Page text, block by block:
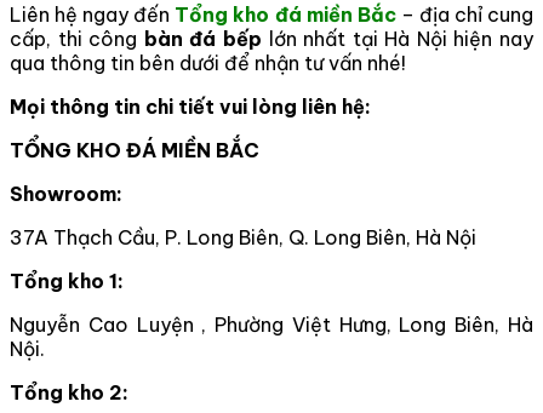
Liên hệ ngay đến Tổng kho đá miền Bắc – địa chỉ cung
cấp, thi công bàn đá bếp lớn nhất tại Hà Nội hiện nay
qua thông tin bên dưới để nhận tư vấn nhé!
Mọi thông tin chi tiết vui lòng liên hệ:
TỔNG KHO ĐÁ MIỀN BẮC
Showroom:
37A Thạch Cầu, P. Long Biên, Q. Long Biên, Hà Nội
Tổng kho 1:
Nguyễn Cao Luyện , Phường Việt Hưng, Long Biên, Hà
Nội.
Tổng kho 2: